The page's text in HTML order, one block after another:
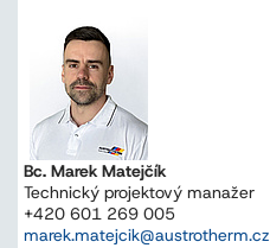
Bc. Marek Matejčík
Technický projektový manažer
+420 601 269 005
marek.matejcik@austrotherm.cz